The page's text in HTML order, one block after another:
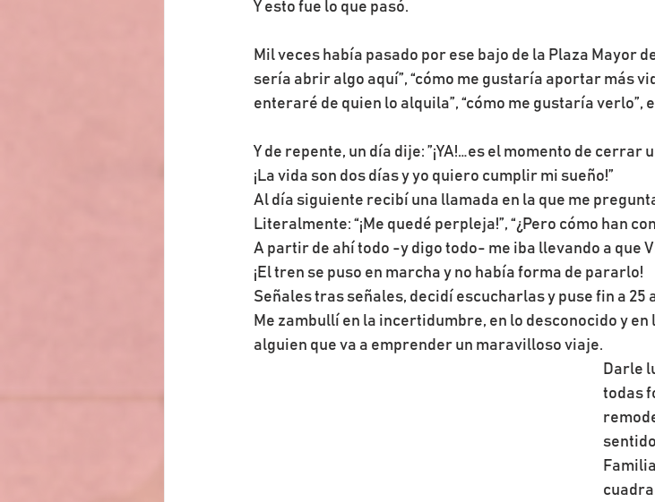
Y esto fue lo que pasó.
Mil veces había pasado por ese bajo de la Plaza Mayor
sería abrir algo aquí”, “cómo me gustaría aportar más
enteraré de quien lo alquila”, “cómo me gustaría verlo”,
Y de repente, un día dije: ”¡YA!…es el momento de cerrar
¡La vida son dos días y yo quiero cumplir mi sueño!”
Al día siguiente recibí una llamada en la que me
Literalmente: “¡Me quedé perpleja!”, “¿Pero cómo han
A partir de ahí todo -y digo todo- me iba llevando a que
¡El tren se puso en marcha y no había forma de pararlo!
Señales tras señales, decidí escucharlas y puse fin a 25
Me zambullí en la incertidumbre, en lo desconocido y
alguien que va a emprender un maravilloso viaje.
Darle
todas